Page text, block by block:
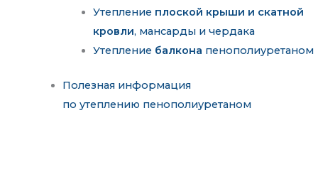
Утепление плоской крыши и скатной
кровли, мансарды и чердака
Утепление балкона пенополиуретаном
Полезная информация
по утеплению пенополиуретаном